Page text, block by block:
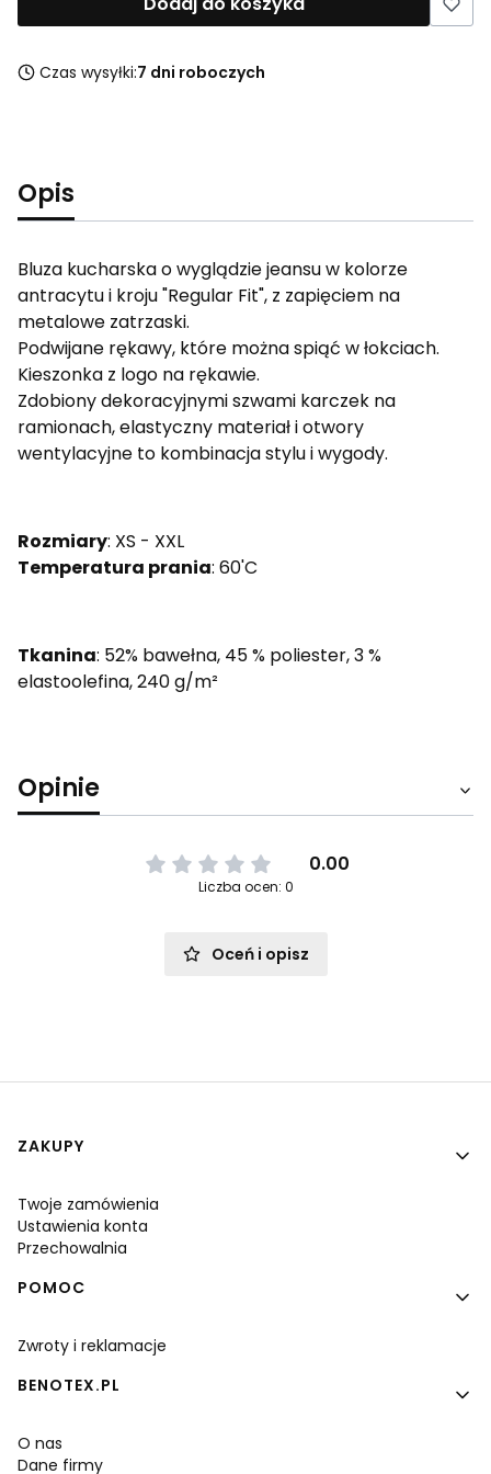
Czas wysyłki:7 dni roboczych
Opis
Bluza kucharska o wyglądzie jeansu w kolorze
antracytu i kroju "Regular Fit", z zapięciem na
metalowe zatrzaski.
Podwijane rękawy, które można spiąć w łokciach.
Kieszonka z logo na rękawie.
Zdobiony dekoracyjnymi szwami karczek na
ramionach, elastyczny materiał i otwory
wentylacyjne to kombinacja stylu i wygody.
Rozmiary: XS - XXL
Temperatura prania: 60'C
Tkanina: 52% bawełna, 45 % poliester, 3 %
elastoolefina, 240 g/m²
Opinie
0.00
Liczba ocen: 0
Oceń i opisz
Linki w stopce
ZAKUPY
Twoje zamówienia
Ustawienia konta
Przechowalnia
POMOC
Zwroty i reklamacje
BENOTEX.PL
O nas
Dane firmy